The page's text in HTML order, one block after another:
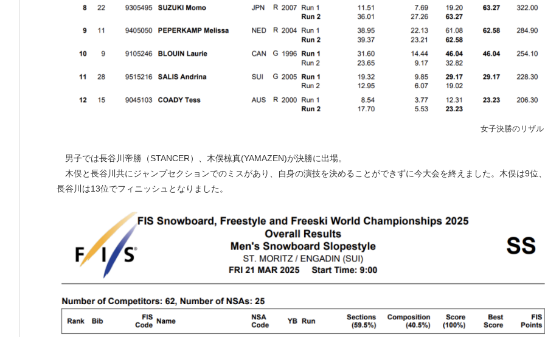
女子決勝のリザ
男子では長谷川帝勝（STANCER）、木俣椋真(YAMAZEN)が決勝に出場。
木俣と長谷川共にジャンプセクションでのミスがあり、自身の演技を決めることができずに今大会を終えました。木俣は9位
長谷川は13位でフィニッシュとなりました。